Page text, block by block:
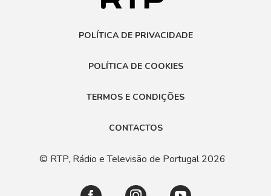
POLÍTICA DE PRIVACIDADE
POLÍTICA DE COOKIES
TERMOS E CONDIÇÕES
CONTACTOS
© RTP, Rádio e Televisão de Portugal 2026